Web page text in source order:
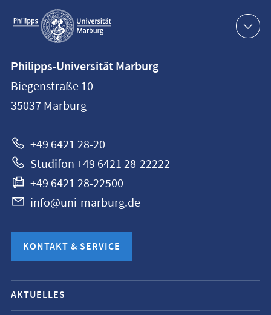
Service-
Navigation
Philipps-
Universität
Marburg
Philipps-Universität Marburg
Biegenstraße 10
35037 Marburg
+49 6421 28-20
Studifon +49 6421 28-22222
+49 6421 28-22500
info@uni-marburg.de
KONTAKT & SERVICE
Mobile-
Service-
AKTUELLES